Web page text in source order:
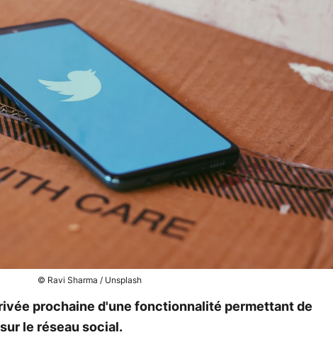
© Ravi Sharma / Unsplash
prochaine d'une fonctionnalité permettant de
le réseau social.